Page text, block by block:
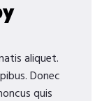
aliquet.
Donec
quis